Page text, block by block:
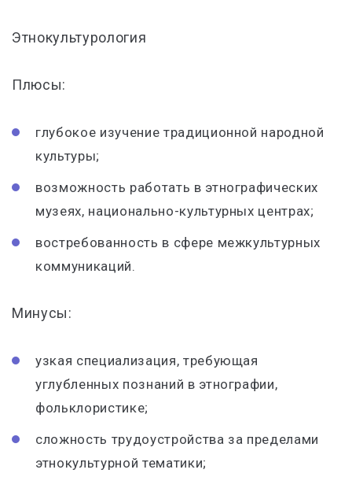
Этнокультурология
Плюсы:
глубокое изучение традиционной народной
культуры;
возможность работать в этнографических
музеях, национально-культурных центрах;
востребованность в сфере межкультурных
коммуникаций.
Минусы:
узкая специализация, требующая
углубленных познаний в этнографии,
фольклористике;
сложность трудоустройства за пределами
этнокультурной тематики;